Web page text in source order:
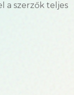
a szerzők teljes